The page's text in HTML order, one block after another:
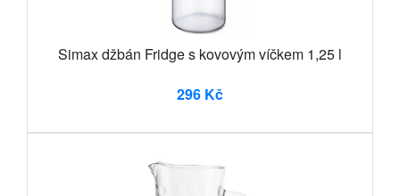
Simax džbán Fridge s kovovým víčkem 1,25 l
296 Kč